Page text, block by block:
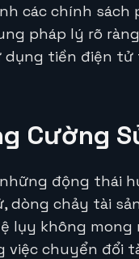
các chính sách
pháp lý rõ
dụng tiền điện
Cường
động thái
chảy tài
lụy không mong
việc chuyển đổi